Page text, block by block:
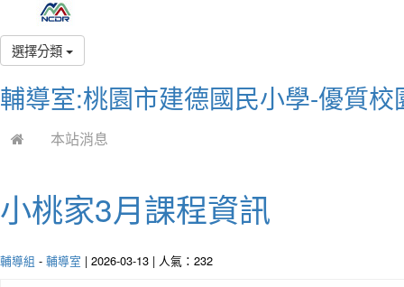
選擇分類
輔導室:桃園市建德國民小學-優質校
本站消息
小桃家3月課程資訊
輔導組 - 輔導室 | 2026-03-13 | 人氣：232